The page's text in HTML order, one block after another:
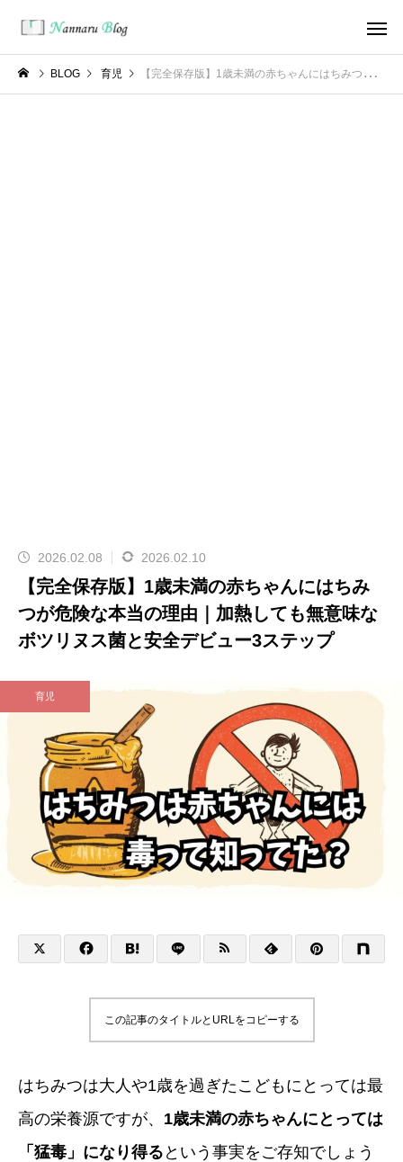
BLOG 育児 【完全保存版】1歳未満の赤ちゃんにはちみつが危険な本当の理由｜加熱しても無意味なボツリヌス菌と安全デビュー3ステップ
2026.02.08 2026.02.10
【完全保存版】1歳未満の赤ちゃんにはちみ
つが危険な本当の理由｜加熱しても無意味な
ボツリヌス菌と安全デビュー3ステップ
育児
この記事のタイトルとURLをコピーする
はちみつは大人や1歳を過ぎたこどもにとっては最
高の栄養源ですが、 1歳未満の赤ちゃんにとっては
「猛毒」になり得る という事実をご存知でしょう